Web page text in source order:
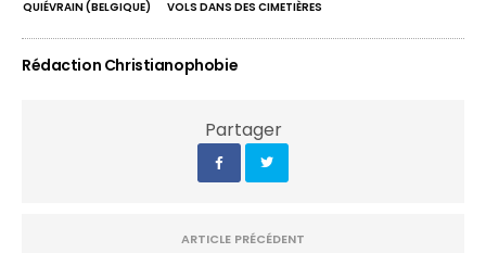
QUIÉVRAIN (BELGIQUE)
VOLS DANS DES CIMETIÈRES
Rédaction Christianophobie
Partager
ARTICLE PRÉCÉDENT